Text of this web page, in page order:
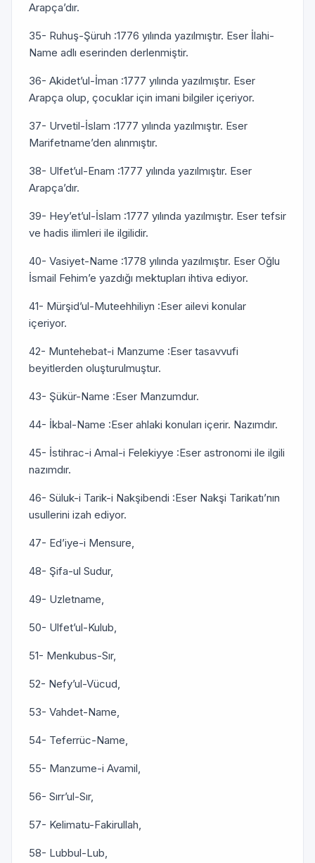
Arapça’dır.
35- Ruhuş-Şüruh :1776 yılında yazılmıştır. Eser İlahi-
Name adlı eserinden derlenmiştir.
36- Akidet’ul-İman :1777 yılında yazılmıştır. Eser
Arapça olup, çocuklar için imani bilgiler içeriyor.
37- Urvetil-İslam :1777 yılında yazılmıştır. Eser
Marifetname’den alınmıştır.
38- Ulfet’ul-Enam :1777 yılında yazılmıştır. Eser
Arapça’dır.
39- Hey’et’ul-İslam :1777 yılında yazılmıştır. Eser tefsir
ve hadis ilimleri ile ilgilidir.
40- Vasiyet-Name :1778 yılında yazılmıştır. Eser Oğlu
İsmail Fehim’e yazdığı mektupları ihtiva ediyor.
41- Mürşid’ul-Muteehhiliyn :Eser ailevi konular
içeriyor.
42- Muntehebat-i Manzume :Eser tasavvufi
beyitlerden oluşturulmuştur.
43- Şükür-Name :Eser Manzumdur.
44- İkbal-Name :Eser ahlaki konuları içerir. Nazımdır.
45- İstihrac-i Amal-i Felekiyye :Eser astronomi ile ilgili
nazımdır.
46- Süluk-i Tarik-i Nakşibendi :Eser Nakşi Tarikatı’nın
usullerini izah ediyor.
47- Ed’iye-i Mensure,
48- Şifa-ul Sudur,
49- Uzletname,
50- Ulfet’ul-Kulub,
51- Menkubus-Sır,
52- Nefy’ul-Vücud,
53- Vahdet-Name,
54- Teferrüc-Name,
55- Manzume-i Avamil,
56- Sırr’ul-Sır,
57- Kelimatu-Fakirullah,
58- Lubbul-Lub,